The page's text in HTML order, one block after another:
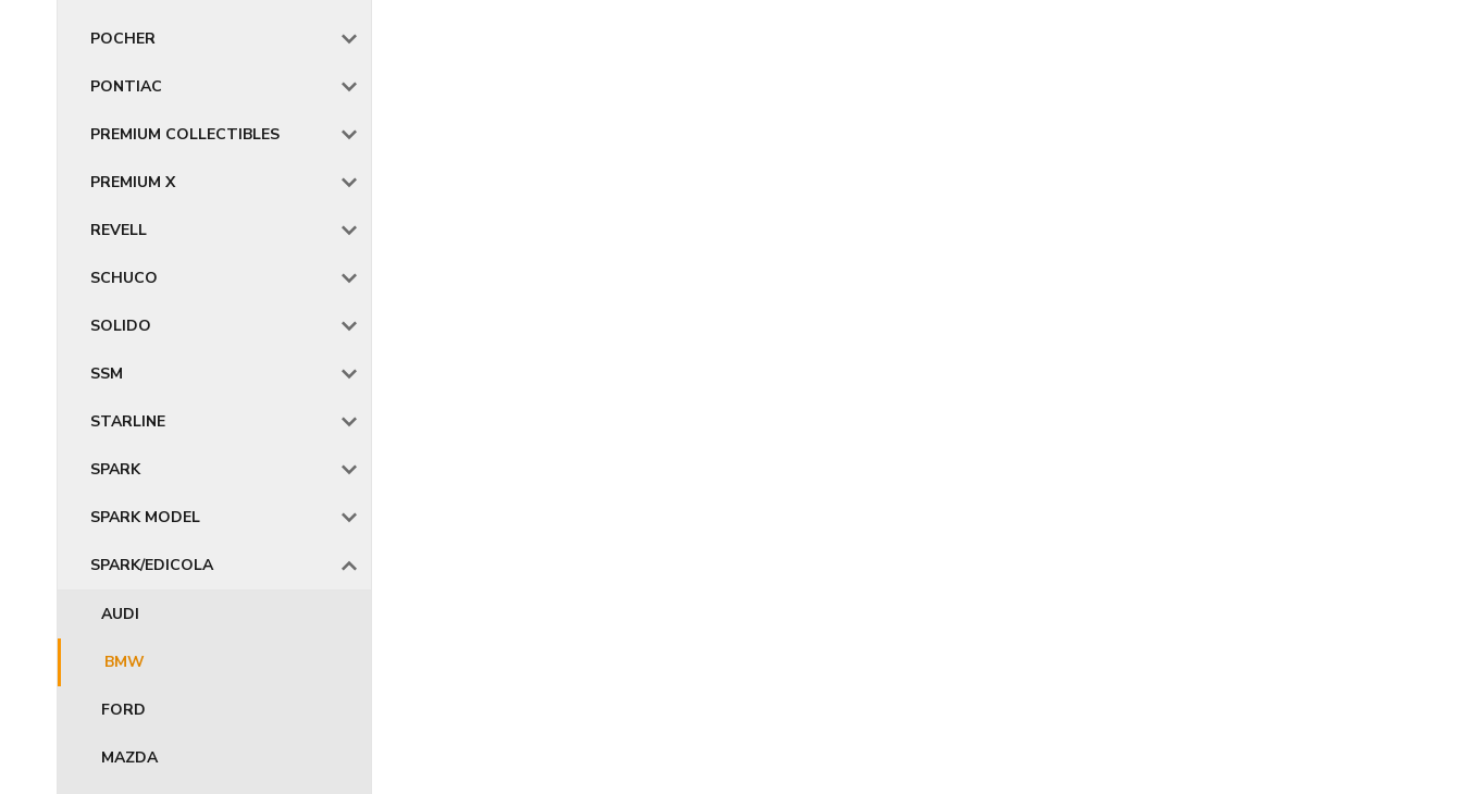
POCHER
PONTIAC
PREMIUM COLLECTIBLES
PREMIUM X
REVELL
SCHUCO
SOLIDO
SSM
STARLINE
SPARK
SPARK MODEL
SPARK/EDICOLA
AUDI
BMW
FORD
MAZDA